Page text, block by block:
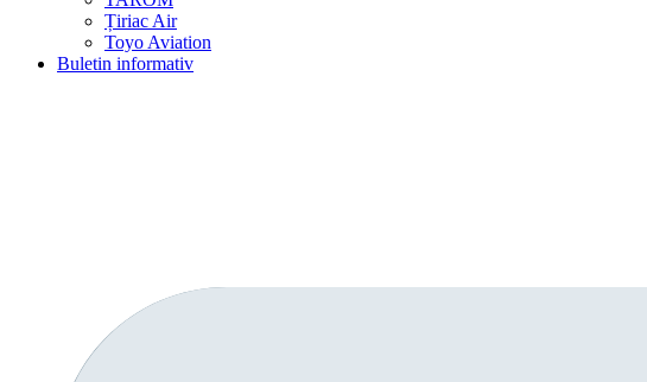
Țiriac Air
Toyo Aviation
Buletin informativ